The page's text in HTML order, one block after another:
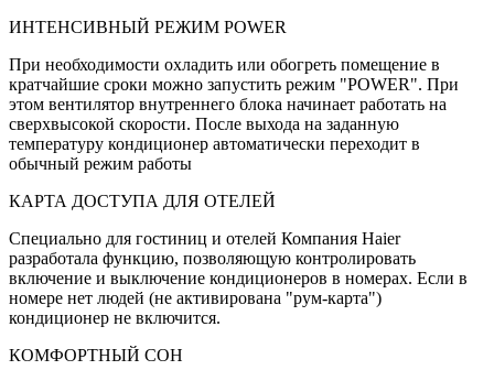
ИНТЕНСИВНЫЙ РЕЖИМ POWER
При необходимости охладить или обогреть помещение в
кратчайшие сроки можно запустить режим "POWER". При
этом вентилятор внутреннего блока начинает работать на
сверхвысокой скорости. После выхода на заданную
температуру кондиционер автоматически переходит в
обычный режим работы
КАРТА ДОСТУПА ДЛЯ ОТЕЛЕЙ
Специально для гостиниц и отелей Компания Haier
разработала функцию, позволяющую контролировать
включение и выключение кондиционеров в номерах. Если в
номере нет людей (не активирована "рум-карта")
кондиционер не включится.
КОМФОРТНЫЙ СОН